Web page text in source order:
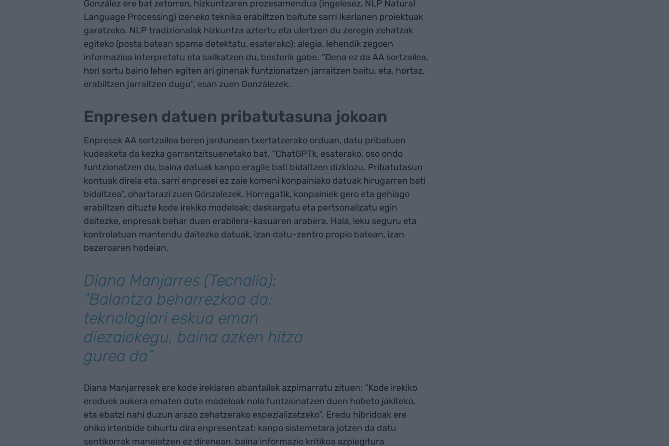
González ere bat zetorren, hizkuntzaren prozesamendua (ingelesez, NLP Natural
Language Processing) izeneko teknika erabiltzen baitute sarri Ikerlanen proiektuak
garatzeko. NLP tradizionalak hizkuntza aztertu eta ulertzen du zeregin zehatzak
egiteko (posta batean spama detektatu, esaterako); alegia, lehendik zegoen
informazioa interpretatu eta sailkatzen du, besterik gabe. “Dena ez da AA sortzailea,
hori sortu baino lehen egiten ari ginenak funtzionatzen jarraitzen baitu, eta, hortaz,
erabiltzen jarraitzen dugu”, esan zuen Gonzálezek.
Enpresen datuen pribatutasuna jokoan
Enpresek AA sortzailea beren jardunean txertatzerako orduan, datu pribatuen
kudeaketa da kezka garrantzitsuenetako bat. “ChatGPTk, esaterako, oso ondo
funtzionatzen du, baina datuak kanpo eragile bati bidaltzen dizkiozu. Pribatutasun
kontuak direla eta, sarri enpresei ez zaie komeni konpainiako datuak hirugarren bati
bidaltzea”, ohartarazi zuen Gónzalezek. Horregatik, konpainiek gero eta gehiago
erabiltzen dituzte kode irekiko modeloak: deskargatu eta pertsonalizatu egin
daitezke, enpresak behar duen erabilera-kasuaren arabera. Hala, leku seguru eta
kontrolatuan mantendu daitezke datuak, izan datu-zentro propio batean, izan
bezeroaren hodeian.
Diana Manjarres (Tecnalia):
"Balantza beharrezkoa da:
teknologiari eskua eman
diezaiokegu, baina azken hitza
gurea da”
Diana Manjarresek ere kode irekiaren abantailak azpimarratu zituen: “Kode irekiko
ereduek aukera ematen dute modeloak nola funtzionatzen duen hobeto jakiteko,
eta ebatzi nahi duzun arazo zehatzerako espezializatzeko”. Eredu hibridoak ere
ohiko irtenbide bihurtu dira enpresentzat: kanpo sistemetara jotzen da datu
sentikorrak maneiatzen ez direnean, baina informazio kritikoa azpiegitura